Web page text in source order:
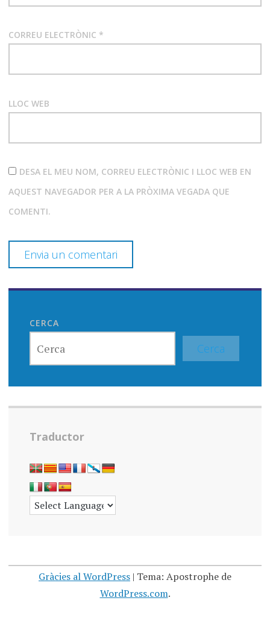
CORREU ELECTRÒNIC *
LLOC WEB
DESA EL MEU NOM, CORREU ELECTRÒNIC I LLOC WEB EN
AQUEST NAVEGADOR PER A LA PRÒXIMA VEGADA QUE
COMENTI.
CERCA
Cerca
Traductor
Gràcies al WordPress | Tema: Apostrophe de
WordPress.com.